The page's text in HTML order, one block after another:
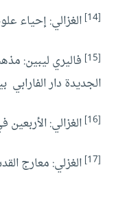
[14] الغزالي: إحياء علوم
[15]
فاليري ليبين:
الجديدة دار الفارابي بيروت
[16] الغزالي:
[17] الغزلي: معارج